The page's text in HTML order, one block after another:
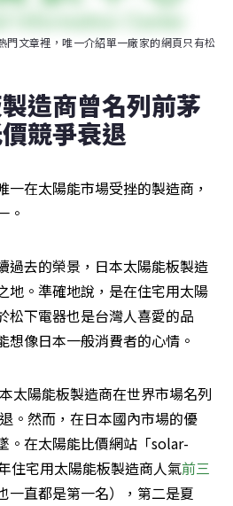
門文章裡，唯一介紹單一廠家的網頁只有松
造商曾名列前茅
競爭衰退
在太陽能市場受挫的製造商，
。
過去的榮景，日本太陽能板製造
地。準確地說，是在住宅用太陽
松下電器也是台灣人喜愛的品
想像日本一般消費者的心情。
太陽能板製造商在世界市場名列
。然而，在日本國內市場的優
。在太陽能比價網站「solar-
住宅用太陽能板製造商人氣前三
一直都是第一名），第二是夏